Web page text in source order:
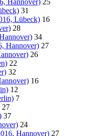
31
Lübeck) 16
28
34
Hannover) 27
26
22
32
16
12
7
27
37
24
Hannover) 27